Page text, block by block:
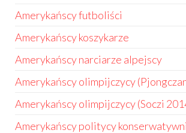
Amerykańscy futboliści
Amerykańscy koszykarze
Amerykańscy narciarze alpejscy
Amerykańscy olimpijczycy
Amerykańscy olimpijczycy (Soczi
Amerykańscy politycy konserwatywni